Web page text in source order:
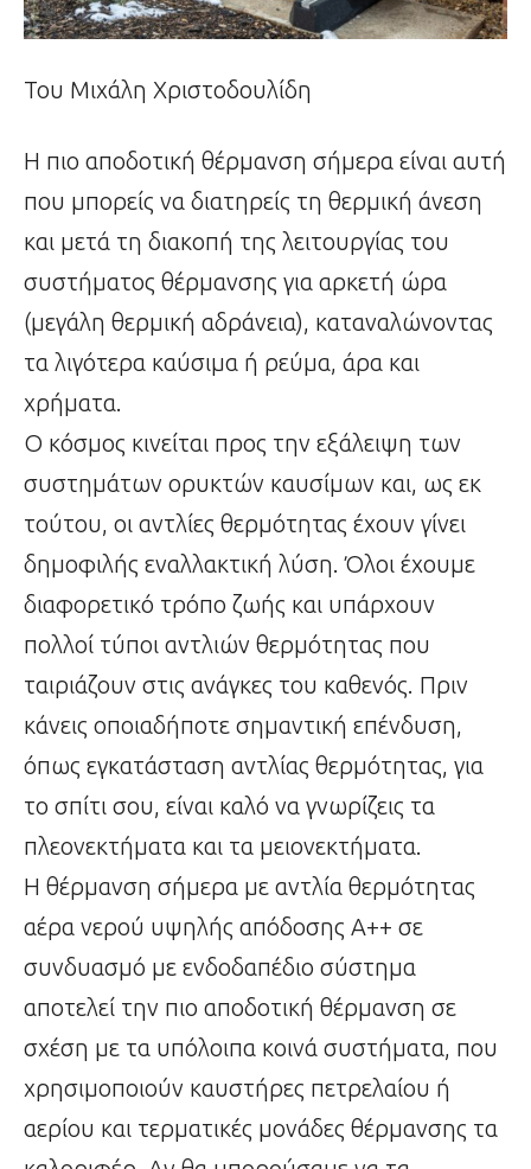
Του Μιχάλη Χριστοδουλίδη
Η πιο αποδοτική θέρμανση σήμερα είναι αυτή
που μπορείς να διατηρείς τη θερμική άνεση
και μετά τη διακοπή της λειτουργίας του
συστήματος θέρμανσης για αρκετή ώρα
(μεγάλη θερμική αδράνεια), καταναλώνοντας
τα λιγότερα καύσιμα ή ρεύμα, άρα και
χρήματα.
Ο κόσμος κινείται προς την εξάλειψη των
συστημάτων ορυκτών καυσίμων και, ως εκ
τούτου, οι αντλίες θερμότητας έχουν γίνει
δημοφιλής εναλλακτική λύση. Όλοι έχουμε
διαφορετικό τρόπο ζωής και υπάρχουν
πολλοί τύποι αντλιών θερμότητας που
ταιριάζουν στις ανάγκες του καθενός. Πριν
κάνεις οποιαδήποτε σημαντική επένδυση,
όπως εγκατάσταση αντλίας θερμότητας, για
το σπίτι σου, είναι καλό να γνωρίζεις τα
πλεονεκτήματα και τα μειονεκτήματα.
Η θέρμανση σήμερα με αντλία θερμότητας
αέρα νερού υψηλής απόδοσης Α++ σε
συνδυασμό με ενδοδαπέδιο σύστημα
αποτελεί την πιο αποδοτική θέρμανση σε
σχέση με τα υπόλοιπα κοινά συστήματα, που
χρησιμοποιούν καυστήρες πετρελαίου ή
αερίου και τερματικές μονάδες θέρμανσης τα